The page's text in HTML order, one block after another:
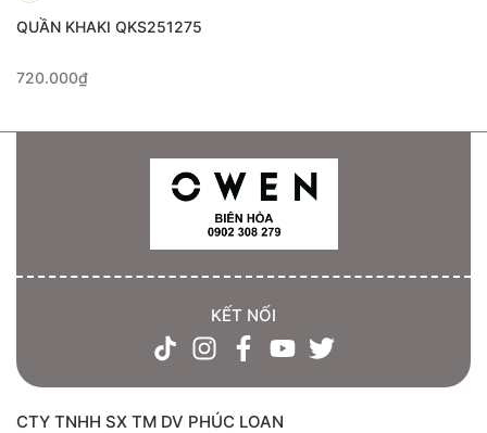
QUẦN KHAKI QKS251275
720.000₫
KẾT NỐI
CTY TNHH SX TM DV PHÚC LOAN